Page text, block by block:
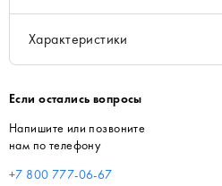
Характеристики
Если остались вопросы
Напишите или позвоните
нам по телефону
+7 800 777-06-67